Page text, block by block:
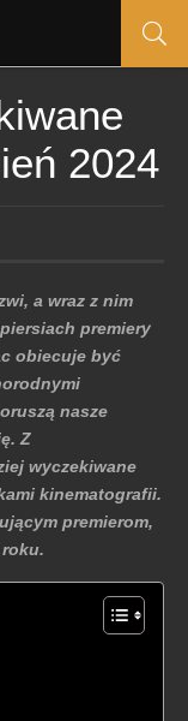
2024
a wraz z nim
premiery
obiecuje być
nasze
Z
wyczekiwane
kinematografii.
premierom,